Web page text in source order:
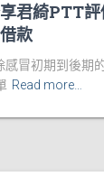
君綺PTT
款
冒初期到後期
Read more…